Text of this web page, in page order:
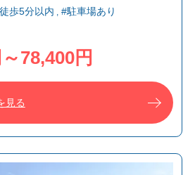
歩5分以内
#駐車場あり
78,400円
見る